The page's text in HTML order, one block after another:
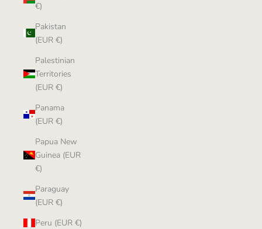
€)
Pakistan
(EUR €)
Palestinian
Territories
(EUR €)
Panama
(EUR €)
Papua New
Guinea (EUR
€)
Paraguay
(EUR €)
Peru (EUR €)